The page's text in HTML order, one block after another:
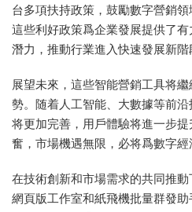
台多項扶持政策，鼓勵數字營銷領
這些利好政策爲企業發展提供了
潛力，推動行業進入快速發展新階
展望未來，這些智能營銷工具将
勢。随着人工智能、大數據等前
将更加完善，用戶體驗将進一步
奮，市場機遇無限，必将爲數字經
在技術創新和市場需求的共同推
網頁版工作室和紙飛機批量群發